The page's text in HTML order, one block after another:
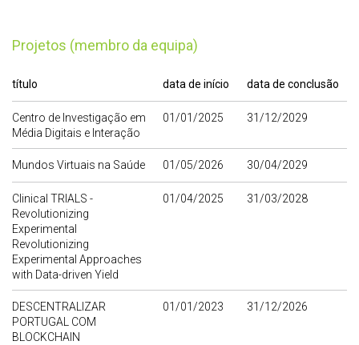
Projetos (membro da equipa)
título data de início data de conclusão
Centro de Investigação em
Média Digitais e Interação
01/01/2025 31/12/2029
Mundos Virtuais na Saúde 01/05/2026 30/04/2029
Clinical TRIALS -
Revolutionizing
Experimental
Revolutionizing
Experimental Approaches
with Data-driven Yield
01/04/2025 31/03/2028
DESCENTRALIZAR
PORTUGAL COM
BLOCKCHAIN
01/01/2023 31/12/2026